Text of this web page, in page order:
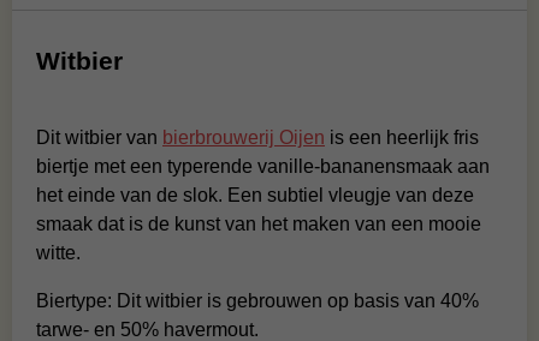
Witbier
Dit witbier van bierbrouwerij Oijen is een heerlijk fris
biertje met een typerende vanille-bananensmaak aan
het einde van de slok. Een subtiel vleugje van deze
smaak dat is de kunst van het maken van een mooie
witte.
Biertype: Dit witbier is gebrouwen op basis van 40%
tarwe- en 50% havermout.